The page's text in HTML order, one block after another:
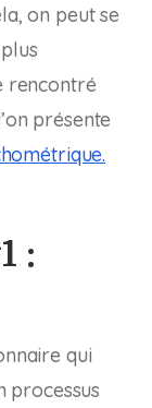
on peut se
rencontré
présente
:
qui
processus